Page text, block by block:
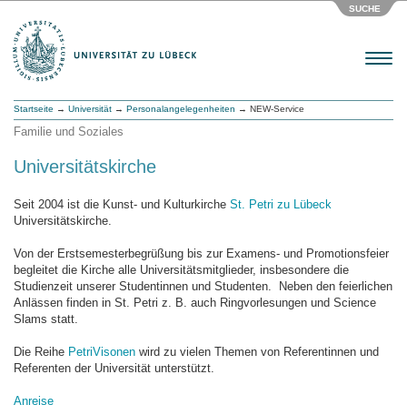
SUCHE
Menu
Startseite → Universität → Personalangelegenheiten → NEW-Service
Familie und Soziales
Universitätskirche
Seit 2004 ist die Kunst- und Kulturkirche St. Petri zu Lübeck
Universitätskirche.
Von der Erstsemesterbegrüßung bis zur Examens- und Promotionsfeier
begleitet die Kirche alle Universitätsmitglieder, insbesondere die
Studienzeit unserer Studentinnen und Studenten. Neben den feierlichen
Anlässen finden in St. Petri z. B. auch Ringvorlesungen und Science
Slams statt.
Die Reihe PetriVisonen wird zu vielen Themen von Referentinnen und
Referenten der Universität unterstützt.
Anreise